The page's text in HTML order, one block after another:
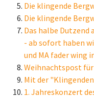
Die klingende
Die klingende
Das halbe
- ab sofort haben
und MA fader wing
Weihnachtspost
Mit der
1. Jahreskonzert